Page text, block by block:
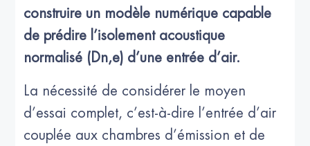
construire un modèle numérique capable
de prédire l’isolement acoustique
normalisé (Dn,e) d’une entrée d’air.
La nécessité de considérer le moyen
d’essai complet, c’est-à-dire l’entrée d’air
couplée aux chambres d’émission et de